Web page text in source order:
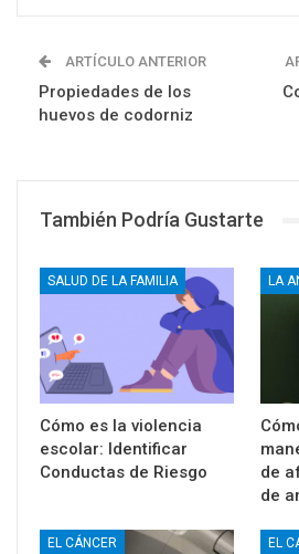
ARTÍCULO ANTERIOR
Propiedades de los
huevos de codorniz
También Podría Gustarte
SALUD DE LA FAMILIA
Cómo es la violencia
escolar: Identificar
Conductas de Riesgo
LA
de
de
EL CÁNCER EL